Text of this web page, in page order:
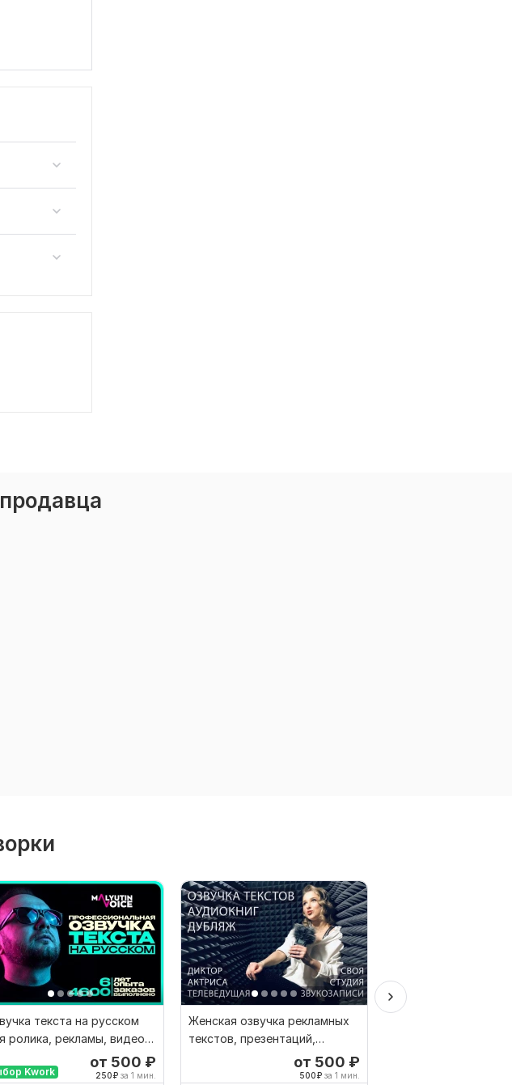
текста на русском
ролика, рекламы, видео,
Kwork
от 500 ₽
250₽ за 1 мин.
Женская озвучка рекламных
текстов, презентаций,
от 500 ₽
500₽ за 1 мин.